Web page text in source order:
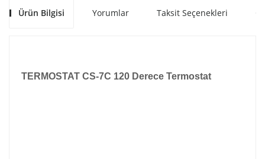
Ürün Bilgisi Yorumlar Taksit Seçenekleri
TERMOSTAT CS-7C 120 Derece Termostat